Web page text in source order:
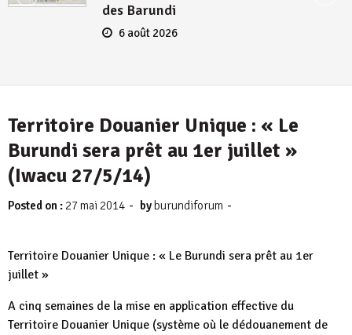
des Barundi
6 août 2026
Territoire Douanier Unique : « Le
Burundi sera prêt au 1er juillet »
(Iwacu 27/5/14)
Posted on : 27 mai 2014 - by burundiforum -
Territoire Douanier Unique : « Le Burundi sera prêt au 1er
juillet »
A cinq semaines de la mise en application effective du
Territoire Douanier Unique (système où le dédouanement de